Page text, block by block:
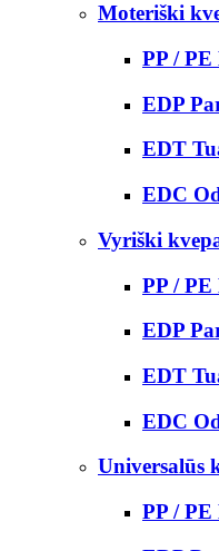
Moteriški
PP /
EDP
EDT
EDC
Vyriški
PP /
EDP
EDT
EDC
Universalūs
PP /